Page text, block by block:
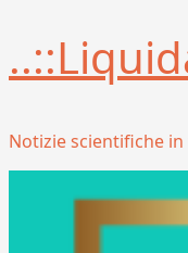
Notizie scientifiche